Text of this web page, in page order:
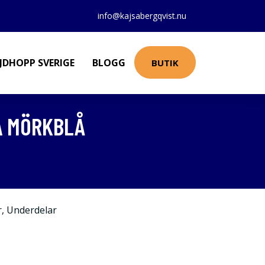
info@kajsabergqvist.nu
SVERIGE BLOGG BUTIK
, Underdelar